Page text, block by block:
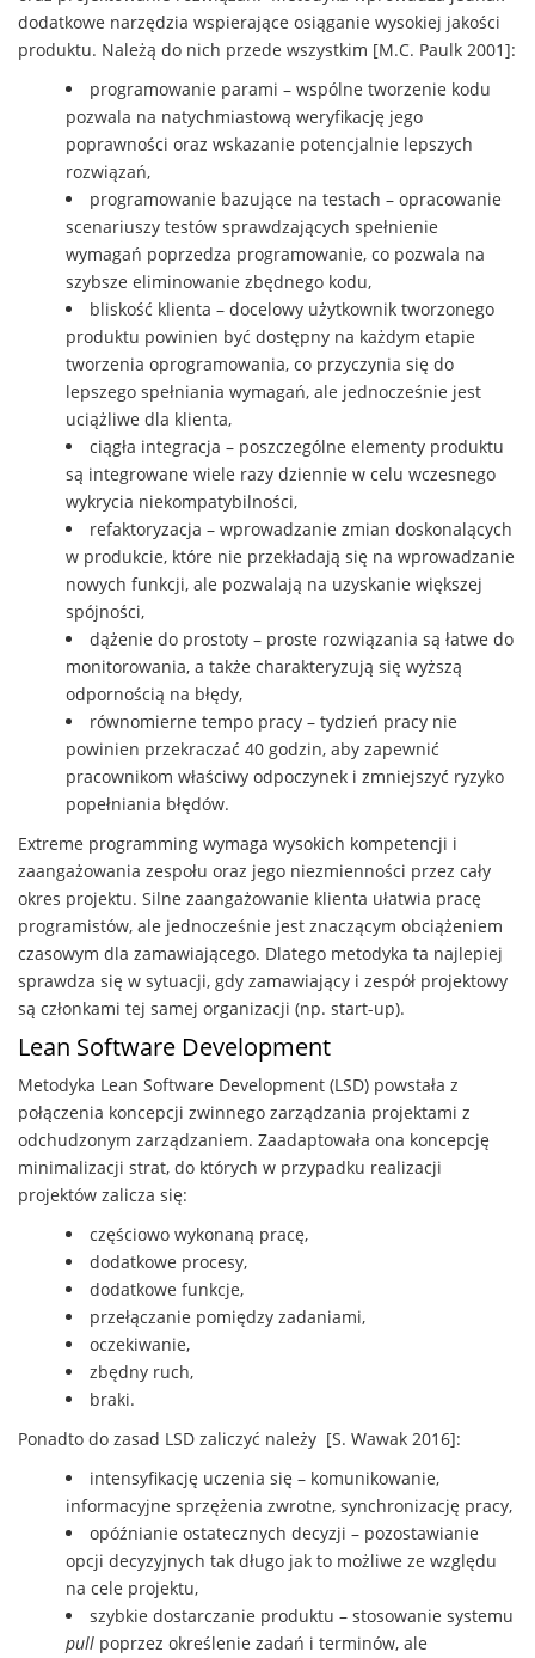
dodatkowe narzędzia wspierające osiąganie wysokiej jakości
produktu. Należą do nich przede wszystkim [M.C. Paulk 2001]:
programowanie parami – wspólne tworzenie kodu
pozwala na natychmiastową weryfikację jego
poprawności oraz wskazanie potencjalnie lepszych
rozwiązań,
programowanie bazujące na testach – opracowanie
scenariuszy testów sprawdzających spełnienie
wymagań poprzedza programowanie, co pozwala na
szybsze eliminowanie zbędnego kodu,
bliskość klienta – docelowy użytkownik tworzonego
produktu powinien być dostępny na każdym etapie
tworzenia oprogramowania, co przyczynia się do
lepszego spełniania wymagań, ale jednocześnie jest
uciążliwe dla klienta,
ciągła integracja – poszczególne elementy produktu
są integrowane wiele razy dziennie w celu wczesnego
wykrycia niekompatybilności,
refaktoryzacja – wprowadzanie zmian doskonalących
w produkcie, które nie przekładają się na wprowadzanie
nowych funkcji, ale pozwalają na uzyskanie większej
spójności,
dążenie do prostoty – proste rozwiązania są łatwe do
monitorowania, a także charakteryzują się wyższą
odpornością na błędy,
równomierne tempo pracy – tydzień pracy nie
powinien przekraczać 40 godzin, aby zapewnić
pracownikom właściwy odpoczynek i zmniejszyć ryzyko
popełniania błędów.
Extreme programming wymaga wysokich kompetencji i
zaangażowania zespołu oraz jego niezmienności przez cały
okres projektu. Silne zaangażowanie klienta ułatwia pracę
programistów, ale jednocześnie jest znaczącym obciążeniem
czasowym dla zamawiającego. Dlatego metodyka ta najlepiej
sprawdza się w sytuacji, gdy zamawiający i zespół projektowy
są członkami tej samej organizacji (np. start-up).
Lean Software Development
Metodyka Lean Software Development (LSD) powstała z
połączenia koncepcji zwinnego zarządzania projektami z
odchudzonym zarządzaniem. Zaadaptowała ona koncepcję
minimalizacji strat, do których w przypadku realizacji
projektów zalicza się:
częściowo wykonaną pracę,
dodatkowe procesy,
dodatkowe funkcje,
przełączanie pomiędzy zadaniami,
oczekiwanie,
zbędny ruch,
braki.
Ponadto do zasad LSD zaliczyć należy [S. Wawak 2016]:
intensyfikację uczenia się – komunikowanie,
informacyjne sprzężenia zwrotne, synchronizację pracy,
opóźnianie ostatecznych decyzji – pozostawianie
opcji decyzyjnych tak długo jak to możliwe ze względu
na cele projektu,
szybkie dostarczanie produktu – stosowanie systemu
pull poprzez określenie zadań i terminów, ale